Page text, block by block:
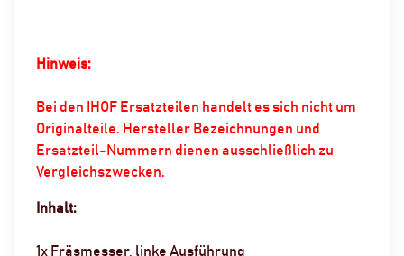
Hinweis:
Bei den IHOF Ersatzteilen handelt es sich nicht um
Originalteile. Hersteller Bezeichnungen und
Ersatzteil-Nummern dienen ausschließlich zu
Vergleichszwecken.
Inhalt:
1x Fräsmesser, linke Ausführung